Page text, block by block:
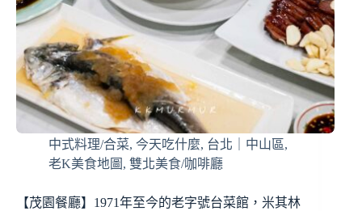
中式料理/合菜, 今天吃什麼, 台北｜中山區,
老K美食地圖 , 雙北美食/咖啡廳
【茂園餐廳】1971年至今的老字號台菜館，米其林